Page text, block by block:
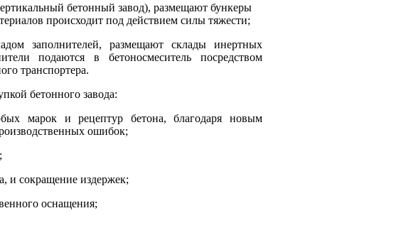
бетонный завод), размещают бункеры
происходит под действием силы тяжести;
заполнителей, размещают склады инертных
подаются в бетоносмеситель посредством
транспортера.
бетонного завода:
марок и рецептур бетона, благодаря новым
ошибок;
и сокращение издержек;
оснащения;